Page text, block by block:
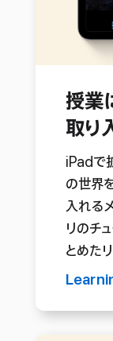
授業
取り
iPadで
の世界
入れる
リのチ
とめた